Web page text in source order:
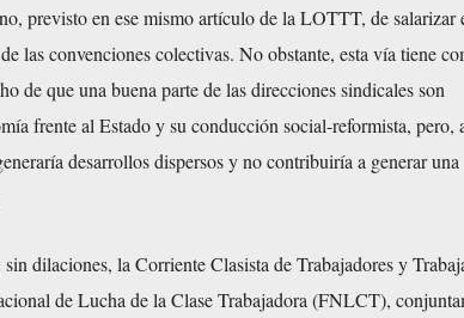
previsto en ese mismo artículo de la LOTTT, de salarizar
las convenciones colectivas. No obstante, esta vía tiene
de que una buena parte de las direcciones sindicales son
frente al Estado y su conducción social-reformista, pero,
desarrollos dispersos y no contribuiría a generar una
dilaciones, la Corriente Clasista de Trabajadores y
de Lucha de la Clase Trabajadora (FNLCT),